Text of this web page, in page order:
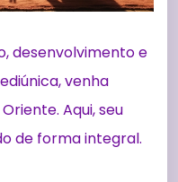
desenvolvimento e
venha
Aqui, seu
de forma integral.